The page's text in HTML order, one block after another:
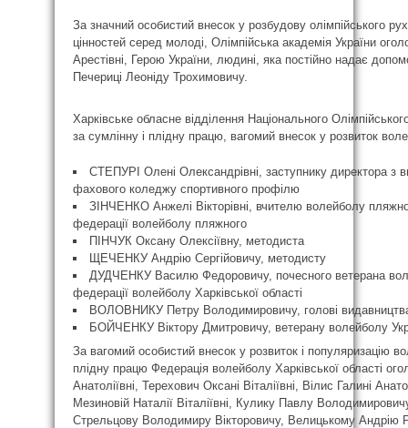
За значний особистий внесок у розбудову олімпійського
цінностей серед молоді, Олімпійська академія України
Арестівні, Герою України, людині, яка постійно надає
Печериці Леоніду Трохимовичу.
Харківське обласне відділення Національного
за сумлінну і плідну працю, вагомий внесок у розвиток
СТЕПУРІ Олені Олександрівні, заступнику директора з
фахового коледжу спортивного профілю
ЗІНЧЕНКО Анжелі Вікторівні, вчителю волейболу
федерації волейболу пляжного
ПІНЧУК Оксану Олексіївну, методиста
ЩЕЧЕНКУ Андрію Сергійовичу, методисту
ДУДЧЕНКУ Василю Федоровичу, почесного ветерана
федерації волейболу Харківської області
ВОЛОВНИКУ Петру Володимировичу, голові
БОЙЧЕНКУ Віктору Дмитровичу, ветерану волейболу
За вагомий особистий внесок у розвиток і популяризацію
плідну працю Федерація волейболу Харківської області
Анатоліївні, Терехович Оксані Віталіївні, Вілис Галині
Мезиновій Наталії Віталіївні, Кулику Павлу
Стрельцову Володимиру Вікторовичу, Велицькому Андрію